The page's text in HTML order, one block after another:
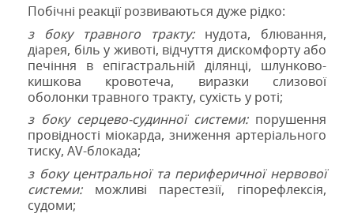
Побічні реакції розвиваються дуже рідко:
з боку травного тракту:нудота, блювання,
діарея, біль у животі, відчуття дискомфорту або
печіння в епігастральній ділянці, шлунково-
кишкова кровотеча, виразки слизової
оболонки травного тракту, сухість у роті;
з боку серцево-судинної системи:порушення
провідності міокарда, зниження артеріального
тиску, AV-блокада;
з боку центральної та периферичної нервової
системи:можливі парестезії, гіпорефлексія,
судоми;